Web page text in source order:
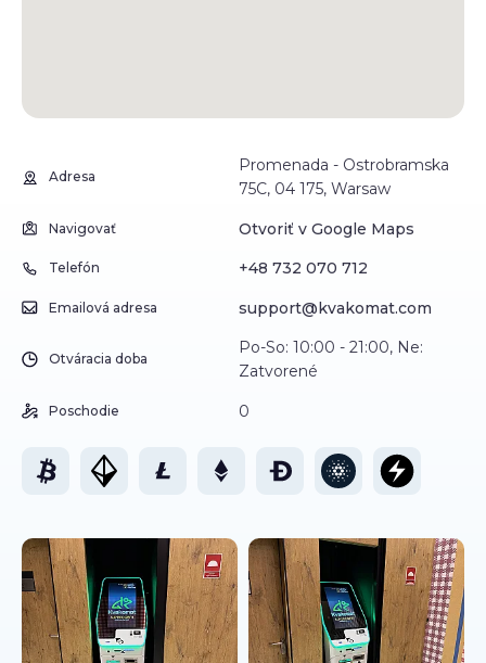
Adresa
Promenada - Ostrobramska
75C, 04 175, Warsaw
Navigovať Otvoriť v Google Maps
Telefón +48 732 070 712
Emailová adresa support@kvakomat.com
Otváracia doba
Po-So: 10:00 - 21:00, Ne:
Zatvorené
Poschodie 0